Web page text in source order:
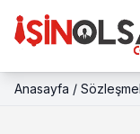
Anasayfa /